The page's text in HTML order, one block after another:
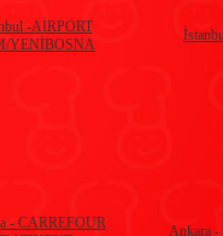
-AİRPORT
YENİBOSNA
- CARREFOUR
Ankara